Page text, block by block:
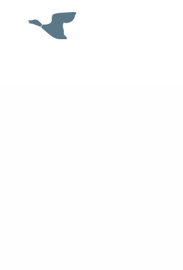
Trots op de Achterhoek! | ©